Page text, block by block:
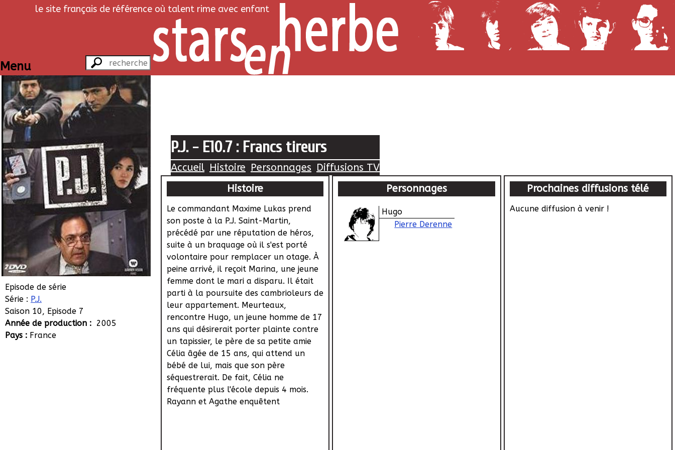
le site français de référence où talent rime avec enfant
Menu
Episode de série
Série : P.J.
Saison 10, Episode 7
Année de production : 2005
Pays : France
P.J. - E10.7 : Francs tireurs
Accueil Histoire Personnages Diffusions TV
Histoire
Le commandant Maxime Lukas prend
son poste à la P.J. Saint-Martin,
précédé par une réputation de héros,
suite à un braquage où il s'est porté
volontaire pour remplacer un otage. À
peine arrivé, il reçoit Marina, une jeune
femme dont le mari a disparu. Il était
parti à la poursuite des cambrioleurs de
leur appartement. Meurteaux,
rencontre Hugo, un jeune homme de 17
ans qui désirerait porter plainte contre
un tapissier, le père de sa petite amie
Célia âgée de 15 ans, qui attend un
bébé de lui, mais que son père
séquestrerait. De fait, Célia ne
fréquente plus l'école depuis 4 mois.
Rayann et Agathe enquêtent
Personnages
Hugo
Pierre Derenne
Prochaines diffusions télé
Aucune diffusion à venir !